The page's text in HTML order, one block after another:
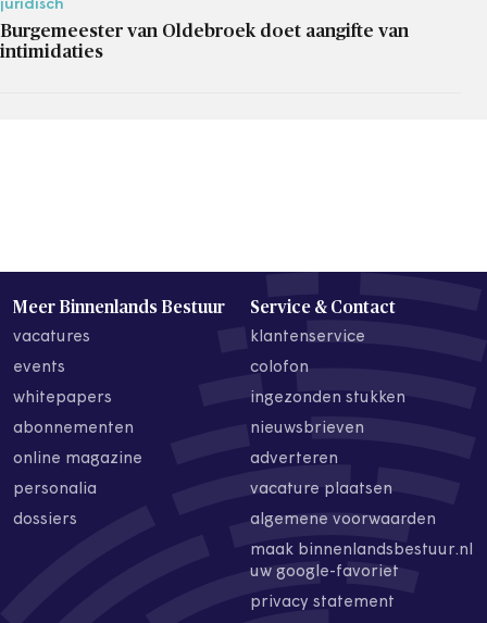
juridisch
Burgemeester van Oldebroek doet aangifte van
intimidaties
Meer Binnenlands Bestuur
vacatures
events
whitepapers
abonnementen
online magazine
personalia
dossiers
Service & Contact
klantenservice
colofon
ingezonden stukken
nieuwsbrieven
adverteren
vacature plaatsen
algemene voorwaarden
maak binnenlandsbestuur.nl
uw google-favoriet
privacy statement